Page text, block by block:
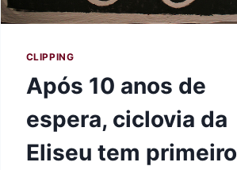
CLIPPING
Após 10 anos de
espera, ciclovia da
Eliseu tem primeiro